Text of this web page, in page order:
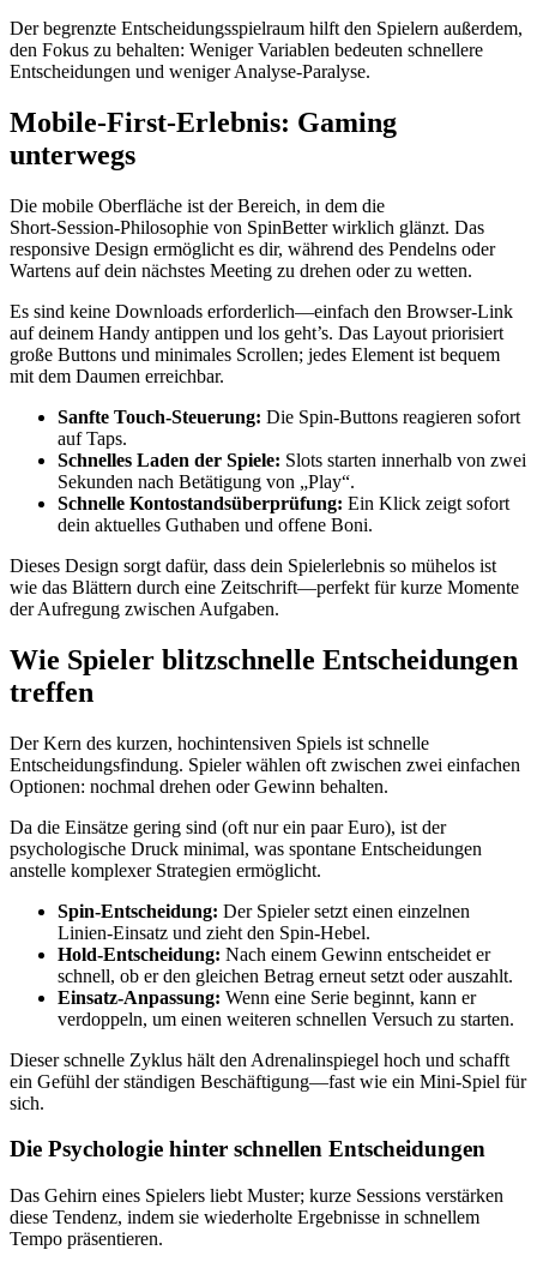
Der begrenzte Entscheidungsspielraum hilft den Spielern außerdem,
den Fokus zu behalten: Weniger Variablen bedeuten schnellere
Entscheidungen und weniger Analyse‑Paralyse.
Mobile‑First-Erlebnis: Gaming
unterwegs
Die mobile Oberfläche ist der Bereich, in dem die
Short‑Session‑Philosophie von SpinBetter wirklich glänzt. Das
responsive Design ermöglicht es dir, während des Pendelns oder
Wartens auf dein nächstes Meeting zu drehen oder zu wetten.
Es sind keine Downloads erforderlich—einfach den Browser-Link
auf deinem Handy antippen und los geht’s. Das Layout priorisiert
große Buttons und minimales Scrollen; jedes Element ist bequem
mit dem Daumen erreichbar.
Sanfte Touch‑Steuerung: Die Spin‑Buttons reagieren sofort
auf Taps.
Schnelles Laden der Spiele: Slots starten innerhalb von zwei
Sekunden nach Betätigung von „Play“.
Schnelle Kontostandsüberprüfung: Ein Klick zeigt sofort
dein aktuelles Guthaben und offene Boni.
Dieses Design sorgt dafür, dass dein Spielerlebnis so mühelos ist
wie das Blättern durch eine Zeitschrift—perfekt für kurze Momente
der Aufregung zwischen Aufgaben.
Wie Spieler blitzschnelle Entscheidungen
treffen
Der Kern des kurzen, hochintensiven Spiels ist schnelle
Entscheidungsfindung. Spieler wählen oft zwischen zwei einfachen
Optionen: nochmal drehen oder Gewinn behalten.
Da die Einsätze gering sind (oft nur ein paar Euro), ist der
psychologische Druck minimal, was spontane Entscheidungen
anstelle komplexer Strategien ermöglicht.
Spin‑Entscheidung: Der Spieler setzt einen einzelnen
Linien‑Einsatz und zieht den Spin‑Hebel.
Hold‑Entscheidung: Nach einem Gewinn entscheidet er
schnell, ob er den gleichen Betrag erneut setzt oder auszahlt.
Einsatz‑Anpassung: Wenn eine Serie beginnt, kann er
verdoppeln, um einen weiteren schnellen Versuch zu starten.
Dieser schnelle Zyklus hält den Adrenalinspiegel hoch und schafft
ein Gefühl der ständigen Beschäftigung—fast wie ein Mini‑Spiel für
sich.
Die Psychologie hinter schnellen Entscheidungen
Das Gehirn eines Spielers liebt Muster; kurze Sessions verstärken
diese Tendenz, indem sie wiederholte Ergebnisse in schnellem
Tempo präsentieren.